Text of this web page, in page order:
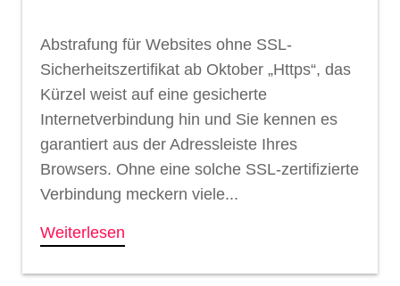
Abstrafung für Websites ohne SSL-
Sicherheitszertifikat ab Oktober „Https“, das
Kürzel weist auf eine gesicherte
Internetverbindung hin und Sie kennen es
garantiert aus der Adressleiste Ihres
Browsers. Ohne eine solche SSL-zertifizierte
Verbindung meckern viele...
Weiterlesen